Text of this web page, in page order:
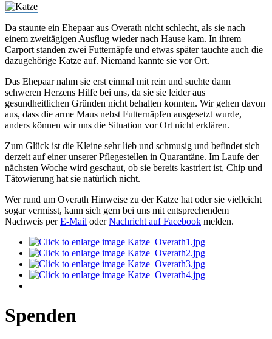
Da staunte ein Ehepaar aus Overath nicht schlecht, als sie nach
einem zweitägigen Ausflug wieder nach Hause kam. In ihrem
Carport standen zwei Futternäpfe und etwas später tauchte auch die
dazugehörige Katze auf. Niemand kannte sie vor Ort.
Das Ehepaar nahm sie erst einmal mit rein und suchte dann
schweren Herzens Hilfe bei uns, da sie sie leider aus
gesundheitlichen Gründen nicht behalten konnten. Wir gehen davon
aus, dass die arme Maus nebst Futternäpfen ausgesetzt wurde,
anders können wir uns die Situation vor Ort nicht erklären.
Zum Glück ist die Kleine sehr lieb und schmusig und befindet sich
derzeit auf einer unserer Pflegestellen in Quarantäne. Im Laufe der
nächsten Woche wird geschaut, ob sie bereits kastriert ist, Chip und
Tätowierung hat sie natürlich nicht.
Wer rund um Overath Hinweise zu der Katze hat oder sie vielleicht
sogar vermisst, kann sich gern bei uns mit entsprechendem
Nachweis perE-Mail oderNachricht auf Facebook melden.
Spenden